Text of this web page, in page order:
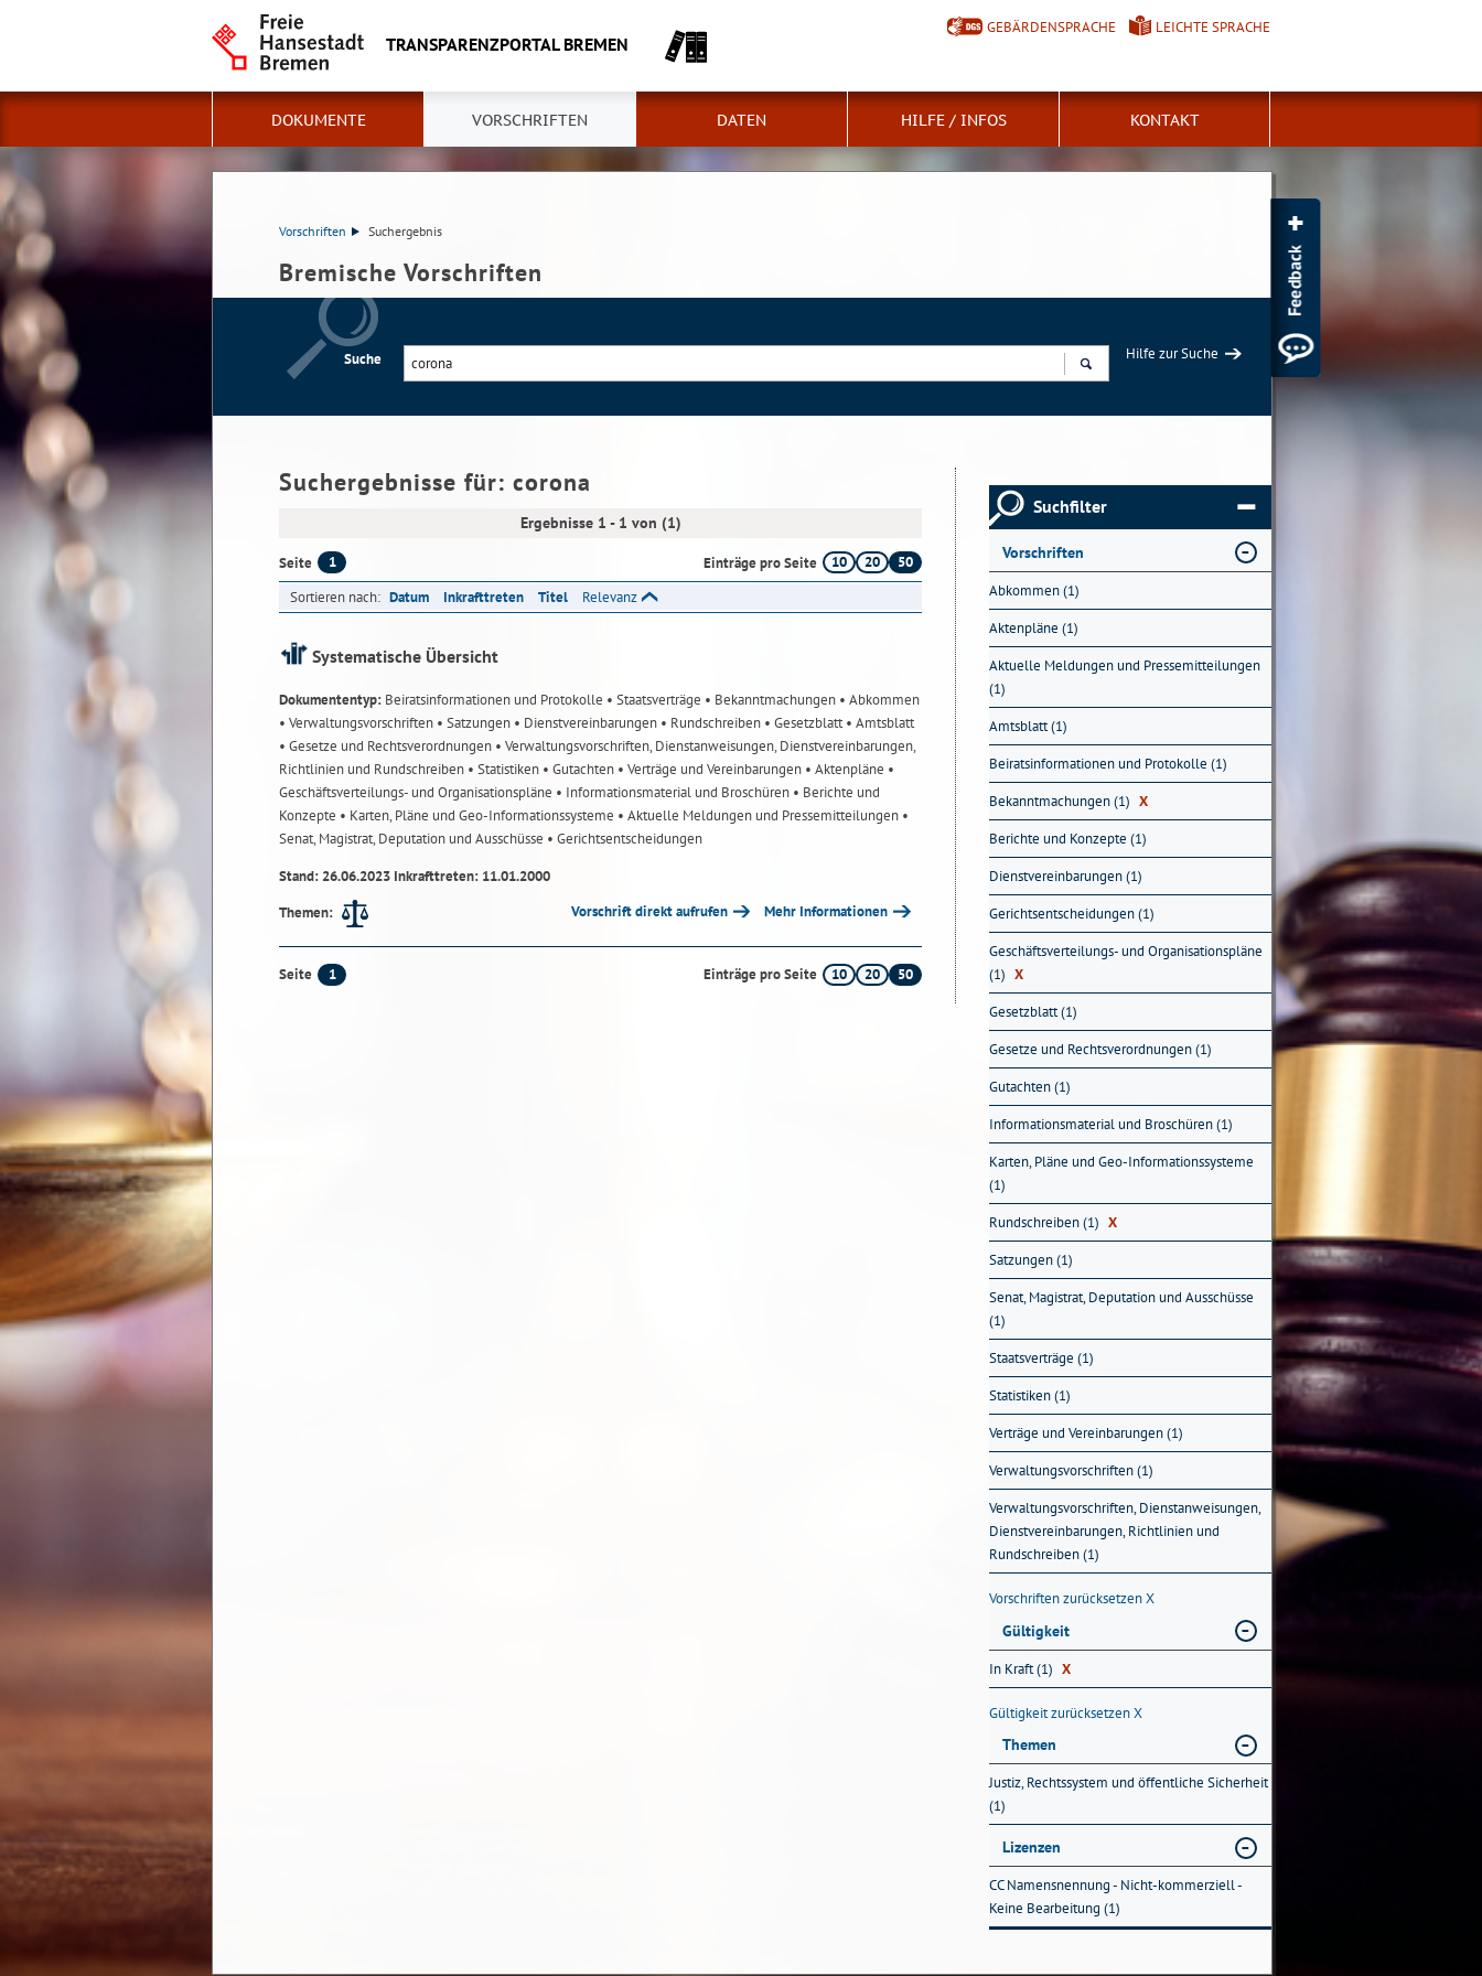
TRANSPARENZPORTAL BREMEN
GEBÄRDENSPRACHE LEICHTE SPRACHE
DOKUMENTE VORSCHRIFTEN DATEN HILFE / INFOS KONTAKT
Vorschriften Suchergebnis
Bremische Vorschriften
Suche
Hilfe zur Suche
Suchergebnisse für: corona
Ergebnisse 1 - 1 von (1)
Seite 1 Einträge pro Seite 10 20
50
Sortieren nach: Datum Inkrafttreten Titel Relevanz
Systematische Übersicht
Dokumententyp: Beiratsinformationen und Protokolle • Staatsverträge • Bekanntmachungen • Abkommen
• Verwaltungsvorschriften • Satzungen • Dienstvereinbarungen • Rundschreiben • Gesetzblatt• Amtsblatt
• Gesetze und Rechtsverordnungen • Verwaltungsvorschriften, Dienstanweisungen, Dienstvereinbarungen,
Richtlinien und Rundschreiben • Statistiken • Gutachten • Verträge und Vereinbarungen • Aktenpläne •
Geschäftsverteilungs- und Organisationspläne • Informationsmaterial und Broschüren • Berichte und
Konzepte • Karten, Pläne und Geo-Informationssysteme • Aktuelle Meldungen und Pressemitteilungen •
Senat, Magistrat, Deputation und Ausschüsse • Gerichtsentscheidungen
Stand: 26.06.2023 Inkrafttreten: 11.01.2000
Themen:
Vorschrift direkt aufrufen Mehr Informationen
Seite 1 Einträge pro Seite 10 20 50
Suchfilter
Vorschriften
Abkommen (1)
Aktenpläne (1)
Aktuelle Meldungen und Pressemitteilungen
(1)
Amtsblatt (1)
Beiratsinformationen und Protokolle (1)
Bekanntmachungen (1) X
Berichte und Konzepte (1)
Dienstvereinbarungen (1)
Gerichtsentscheidungen (1)
Geschäftsverteilungs- und Organisationspläne
(1) X
Gesetzblatt (1)
Gesetze und Rechtsverordnungen (1)
Gutachten (1)
Informationsmaterial und Broschüren (1)
Karten, Pläne und Geo-Informationssysteme
(1)
Rundschreiben (1) X
Satzungen (1)
Senat, Magistrat, Deputation und Ausschüsse
(1)
Staatsverträge (1)
Statistiken (1)
Verträge und Vereinbarungen (1)
Verwaltungsvorschriften (1)
Verwaltungsvorschriften, Dienstanweisungen,
Dienstvereinbarungen, Richtlinien und
Rundschreiben (1)
Vorschriften zurücksetzenX
Gültigkeit
In Kraft (1) X
Gültigkeit zurücksetzenX
Themen
Justiz, Rechtssystem und öffentliche Sicherheit
(1)
Lizenzen
CC Namensnennung - Nicht-kommerziell -
Keine Bearbeitung (1)